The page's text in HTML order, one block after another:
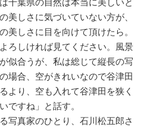
千葉県の自然は本当に美しいと
美しさに気づいていない方が、
美しさに目を向けて頂けたら。
ろしければ見てください。風景
似合うが、私は総じて縦長の写
場合、空がきれいなので谷津田
より、空も入れて谷津田を狭く
ですね」と話す。
写真家のひとり、石川松五郎さ